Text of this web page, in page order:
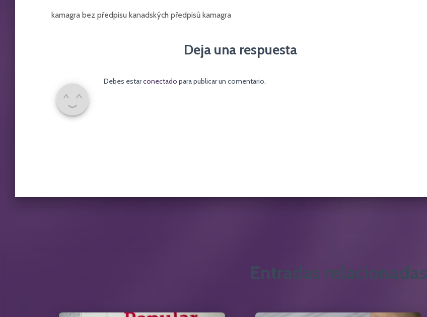
kamagra bez předpisu kanadských předpisů kamagra
Deja una respuesta
Debes estarconectado para publicar un comentario.
Entradas relacionadas